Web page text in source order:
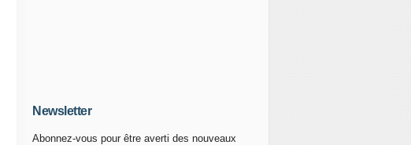
Newsletter
Abonnez-vous pour être averti des nouveaux